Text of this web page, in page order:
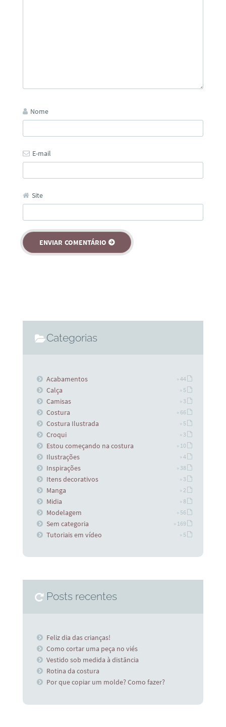
Nome
E-mail
Site
Categorias
Acabamentos » 44
Calça » 5
Camisas » 3
Costura » 66
Costura Ilustrada » 5
Croqui » 3
Estou começando na costura » 10
Ilustrações » 4
Inspirações » 38
Itens decorativos » 3
Manga » 2
Midia » 8
Modelagem » 56
Sem categoria » 169
Tutoriais em vídeo » 5
Posts recentes
Feliz dia das crianças!
Como cortar uma peça no viés
Vestido sob medida à distância
Rotina da costura
Por que copiar um molde? Como fazer?